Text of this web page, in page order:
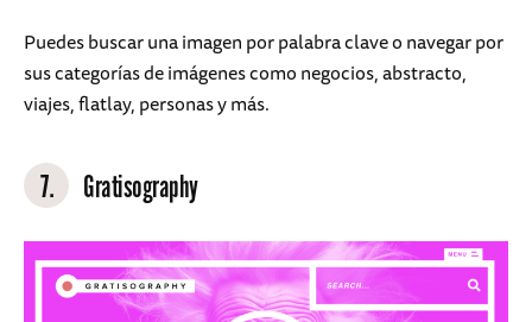
Puedes buscar una imagen por palabra clave o navegar por
sus categorías de imágenes como negocios, abstracto,
viajes, flatlay, personas y más.
7. Gratisography